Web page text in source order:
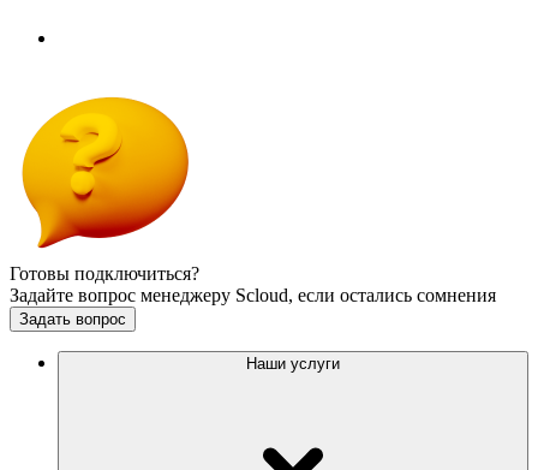
Готовы подключиться?
Задайте вопрос менеджеру Scloud, если остались сомнения
Задать вопрос
Наши услуги